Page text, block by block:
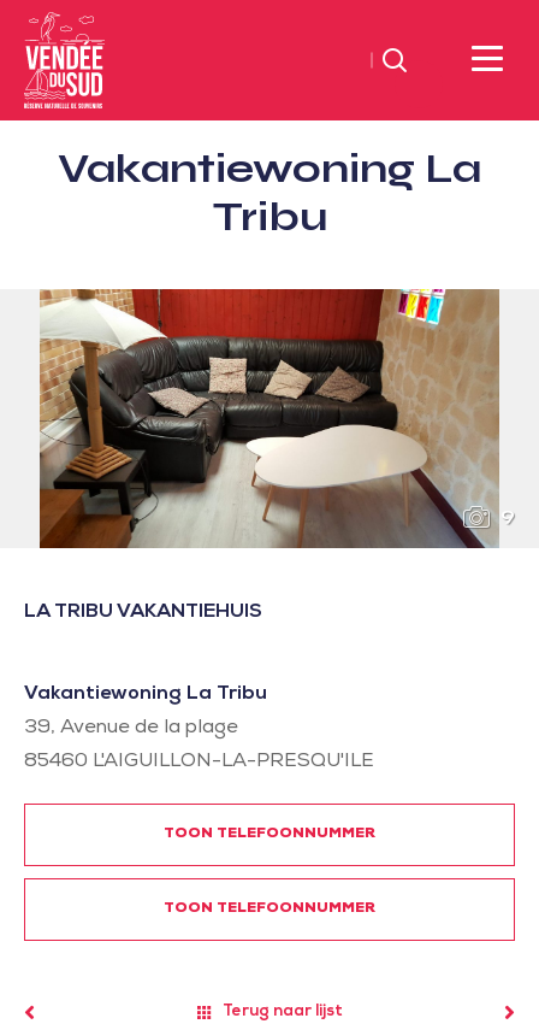
Sud
Vendée
Zoeken
Vakantiewoning La
Tribu
9
LA TRIBU VAKANTIEHUIS
Vakantiewoning La Tribu
39, Avenue de la plage
85460 L'AIGUILLON-LA-PRESQU'ILE
TOON TELEFOONNUMMER
TOON TELEFOONNUMMER
Terug naar lijst